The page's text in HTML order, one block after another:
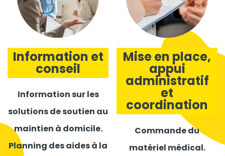
Information et
conseil
Information sur les
solutions de soutien au
maintien à domicile.
Planning des aides à la
Mise en place,
appui
administratif
et
coordination
Commande du
matériel médical.